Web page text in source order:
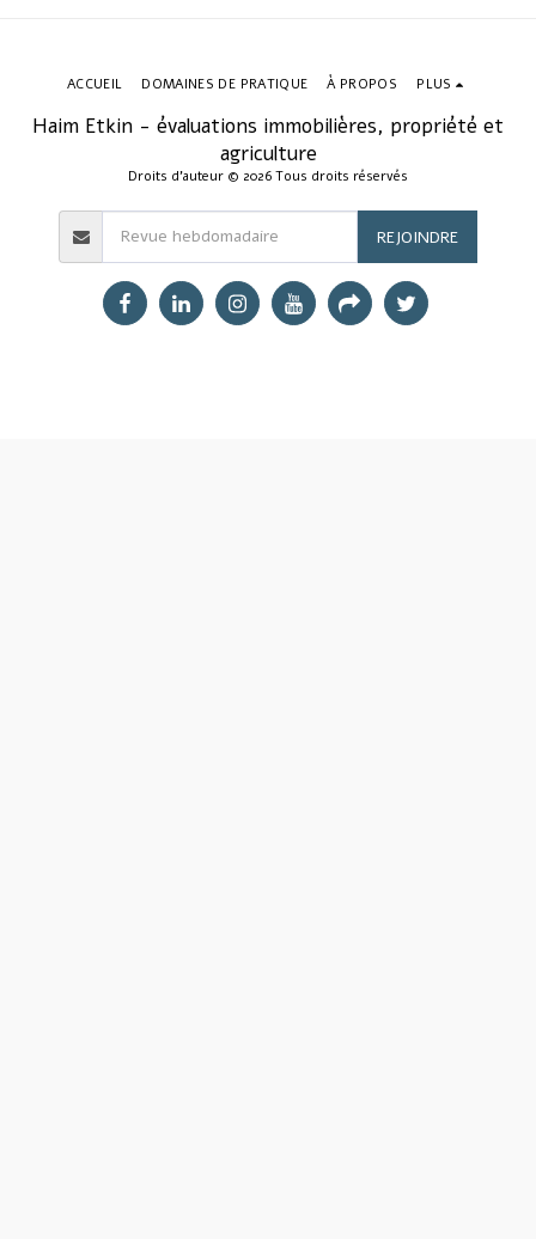
Haim Etkin - évaluations immobilières, propriété et
agriculture
Droits d'auteur © 2026 Tous droits réservés
ACCUEIL DOMAINES DE PRATIQUE À PROPOS PLUS
REJOINDRE